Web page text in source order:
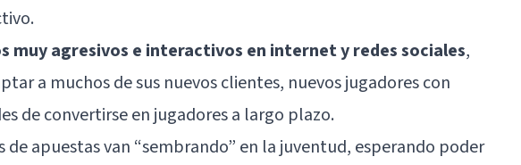
muy agresivos e interactivos en internet y redes sociales,
a muchos de sus nuevos clientes, nuevos jugadores con
de convertirse en jugadores a largo plazo.
de apuestas van “sembrando” en la juventud, esperando poder